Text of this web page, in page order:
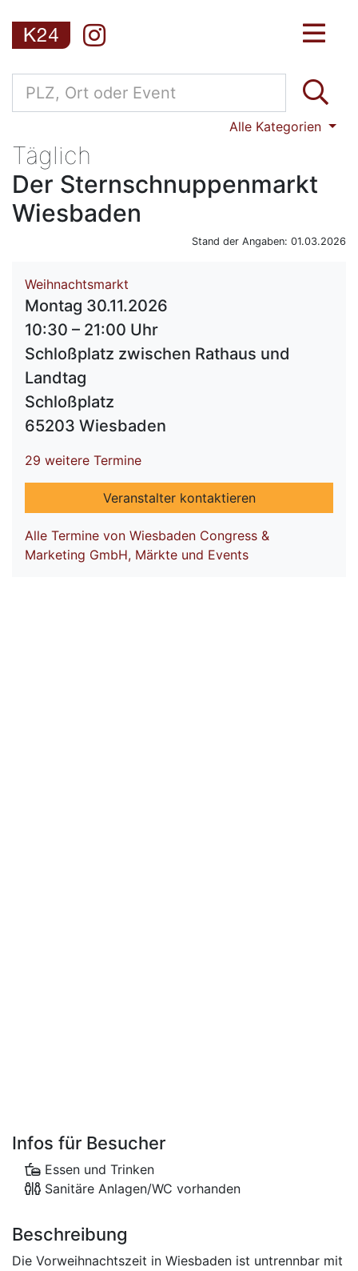
Alle Kategorien
Täglich
Der Sternschnuppenmarkt
Wiesbaden
Stand der Angaben: 01.03.2026
Weihnachtsmarkt
Montag 30.11.2026
10:30 – 21:00 Uhr
Schloßplatz zwischen Rathaus und
Landtag
Schloßplatz
65203 Wiesbaden
29 weitere Termine
Veranstalter kontaktieren
Alle Termine von Wiesbaden Congress &
Marketing GmbH, Märkte und Events
Infos für Besucher
Essen und Trinken
Sanitäre Anlagen/WC vorhanden
Beschreibung
Die Vorweihnachtszeit in Wiesbaden ist untrennbar mit